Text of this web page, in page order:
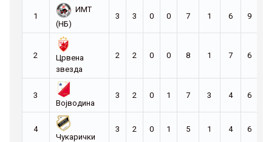
1
ИМТ
(НБ)
3 3 0 0 7 1 6 9
2
Црвена
звезда
2 2 0 0 8 1 7 6
3
Војводина
3 2 0 1 7 3 4 6
4
Чукарички
3 2 0 1 5 1 4 6